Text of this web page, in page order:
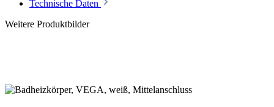
Technische Daten
Weitere Produktbilder